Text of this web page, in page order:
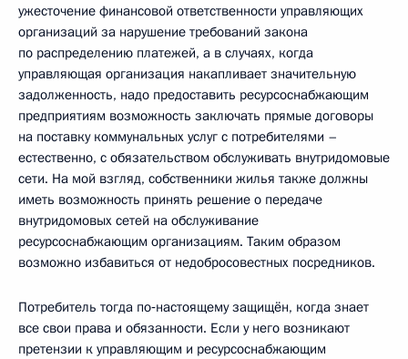
ужесточение финансовой ответственности управляющих
организаций за нарушение требований закона
по распределению платежей, а в случаях, когда
управляющая организация накапливает значительную
задолженность, надо предоставить ресурсоснабжающим
предприятиям возможность заключать прямые договоры
на поставку коммунальных услуг с потребителями –
естественно, с обязательством обслуживать внутридомовые
сети. На мой взгляд, собственники жилья также должны
иметь возможность принять решение о передаче
внутридомовых сетей на обслуживание
ресурсоснабжающим организациям. Таким образом
возможно избавиться от недобросовестных посредников.
Потребитель тогда по‑настоящему защищён, когда знает
все свои права и обязанности. Если у него возникают
претензии к управляющим и ресурсоснабжающим